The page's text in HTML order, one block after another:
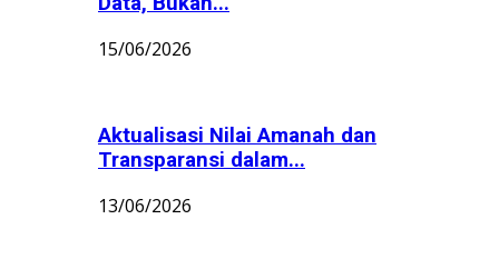
15/06/2026
Aktualisasi Nilai Amanah dan
Transparansi dalam...
13/06/2026